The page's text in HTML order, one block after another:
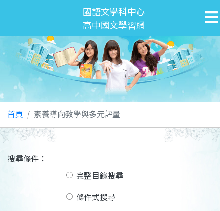
國語文學科中心
高中國文學習網
首頁 素養導向教學與多元評量
搜尋條件：
完整目錄搜尋
條件式搜尋